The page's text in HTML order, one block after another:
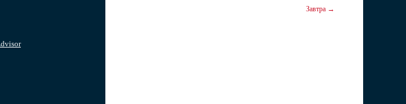
Завтра →